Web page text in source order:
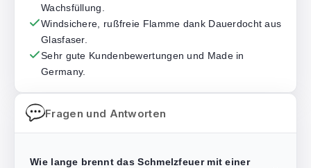
Wachsfüllung.
Windsichere, rußfreie Flamme dank Dauerdocht aus
Glasfaser.
Sehr gute Kundenbewertungen und Made in
Germany.
Fragen und Antworten
Wie lange brennt das Schmelzfeuer mit einer